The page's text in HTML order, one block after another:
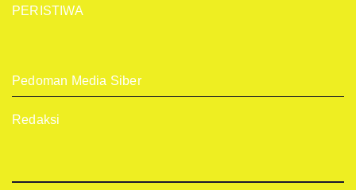
PERISTIWA
Pedoman Media Siber
Redaksi